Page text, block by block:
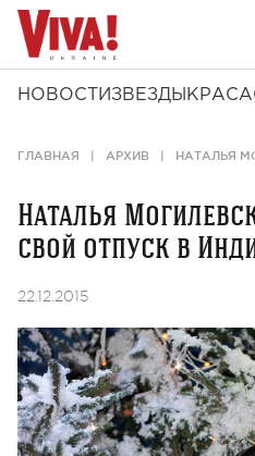
НОВОСТИ ЗВЕЗДЫ КРАСА
ГЛАВНАЯ АРХИВ НАТАЛЬЯ
Наталья
свой отпуск в
22.12.2015